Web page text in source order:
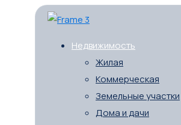
Недвижимость
Жилая
Коммерческая
Земельные участки
Дома и дачи